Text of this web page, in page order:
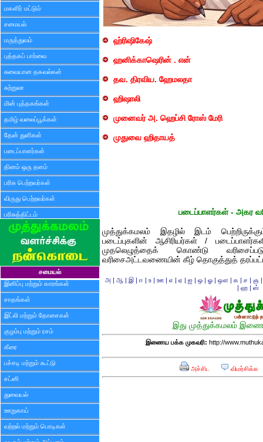
மகளிர் மட்டும்
சமையல்
மருத்துவம்
புத்தகப் பார்வை
சுவையான தகவல்கள்
சுற்றுலா
மின் புத்தகங்கள்
தமிழ் வலைப்பூக்கள்
தேன் துளிகள்
படைப்பாளர்கள்
தினம் ஒரு தளம்
பரிசு பெற்றவர்கள்
விருது பெற்றவர்கள்
பரிசுத்திட்டம்
சமையல்
இனிப்பு மற்றும் காரங்கள்
சாதங்கள்
இட்லி மற்றும் தோசைகள்
குழம்பு மற்றும் ரசம்
கீரை
பச்சடி மற்றும் கூட்டு
சட்னி
துவையல்
ஊறுகாய்
வற்றல் மற்றும் பொடிகள்
ஹ்ரிஷிகேஷ்
ஹனிக்காஷெரின் . என்
தவ. திரவிய. ஹேமலதா
ஹிஷாலி
முனைவர் அ. ஹெப்சி ரோஸ் மேரி
முதுவை ஹிதாயத்
படைப்பாளர்கள் - அகர
முத்துக்கமலம் இதழில் இடம்
படைப்புகளின் ஆசிரியர்கள் /
முதலெழுத்தைக் கொண்டு
வரிசைஅட்டவணையின் கீழ் தொகுத்துத்
அ | ஆ | இ| ஈ | உ| ஊ| எ | ஏ | ஐ| ஒ| ஓ| ஔ| க | ச | ஞ
| ஹ | ஸ்
இது முத்துக்கமலம்
இணைய பக்க முகவரி: http://
அச்சிட விமர்சிக்க